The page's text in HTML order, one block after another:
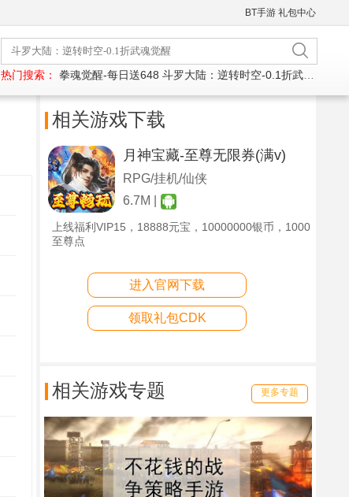
BT手游 礼包中心
热门搜索： 拳魂觉醒-每日送648 斗罗大陆：逆转时空-0.1折武魂觉醒
相关游戏下载
月神宝藏-至尊无限券(满v)
RPG/挂机/仙侠
6.7M |
上线福利VIP15，18888元宝，10000000银币，1000
至尊点
进入官网下载
领取礼包CDK
相关游戏专题 更多专题